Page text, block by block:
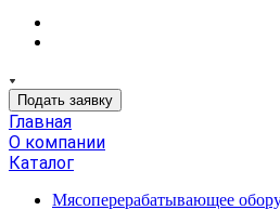
Подать заявку
Главная
О компании
Каталог
Мясоперерабатывающее